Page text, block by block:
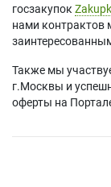
госзакупок
нами контрактов
Также мы
г.Москвы и
оферты на